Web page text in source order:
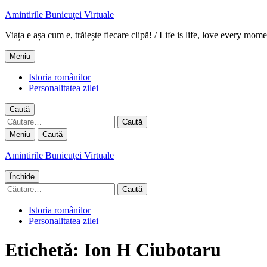
Amintirile Bunicuţei Virtuale
Viața e așa cum e, trăiește fiecare clipă! / Life is life, love every
Meniu
Istoria românilor
Personalitatea zilei
Caută
Caută
după:
Meniu Caută
Amintirile Bunicuţei Virtuale
Închide
Caută
după:
Istoria românilor
Personalitatea zilei
Etichetă: Ion H Ciubotaru